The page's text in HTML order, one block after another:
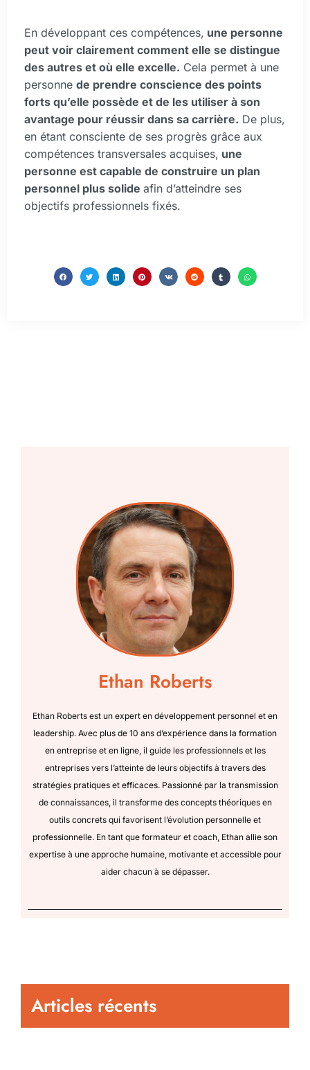
En développant ces compétences, une personne
peut voir clairement comment elle se distingue
des autres et où elle excelle. Cela permet à une
personne de prendre conscience des points
forts qu’elle possède et de les utiliser à son
avantage pour réussir dans sa carrière. De plus,
en étant consciente de ses progrès grâce aux
compétences transversales acquises, une
personne est capable de construire un plan
personnel plus solide afin d’atteindre ses
objectifs professionnels fixés.
Ethan Roberts
Ethan Roberts est un expert en développement personnel et en
leadership. Avec plus de 10 ans d’expérience dans la formation
en entreprise et en ligne, il guide les professionnels et les
entreprises vers l’atteinte de leurs objectifs à travers des
stratégies pratiques et efficaces. Passionné par la transmission
de connaissances, il transforme des concepts théoriques en
outils concrets qui favorisent l’évolution personnelle et
professionnelle. En tant que formateur et coach, Ethan allie son
expertise à une approche humaine, motivante et accessible pour
aider chacun à se dépasser.
Articles récents